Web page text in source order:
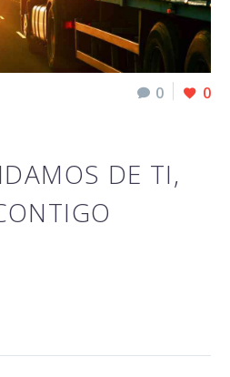
0 0
DE TI,